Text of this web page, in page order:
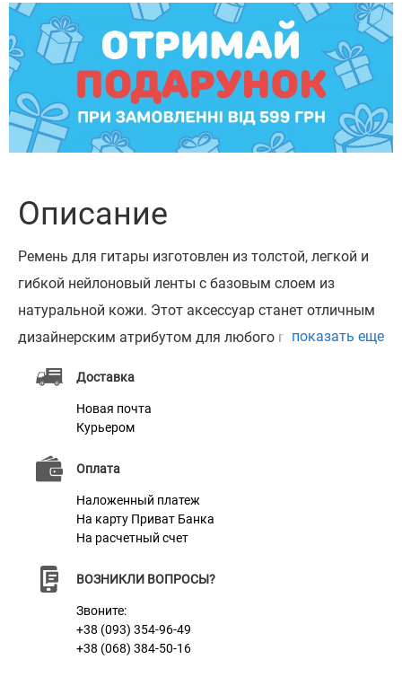
Доставка
Новая почта
Курьером
Оплата
Наложенный платеж
На карту Приват Банка
На расчетный счет
ВОЗНИКЛИ ВОПРОСЫ?
Звоните:
+38 (093) 354-96-49
+38 (068) 384-50-16
Описание
Ремень для гитары изготовлен из толстой, легкой и
гибкой нейлоновый ленты с базовым слоем из
натуральной кожи. Этот аксессуар станет отличным
дизайнерским атрибутом для любого гитариста. Мы
используем только высококачественные материалы,
такие как мягкий нейлон и натуральная кожа.
Универсальный ремень совместим с любым типом
электрической или бас-гитарой.
Характеристики
Материал
Регулируется от 120 см до 140 см
показать еще